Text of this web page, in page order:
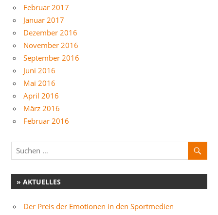
Februar 2017
Januar 2017
Dezember 2016
November 2016
September 2016
Juni 2016
Mai 2016
April 2016
März 2016
Februar 2016
» AKTUELLES
Der Preis der Emotionen in den Sportmedien